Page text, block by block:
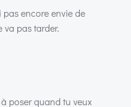
pas encore envie de
va pas tarder.
poser quand tu veux